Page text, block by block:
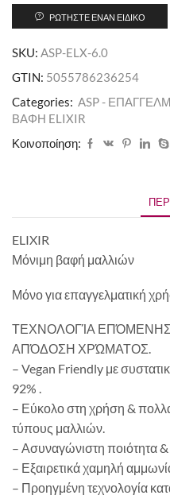
ΡΩΤΉΣΤΕ ΈΝΑΝ ΕΙΔΙΚΌ
SKU: ASP-ELX-6.0
GTIN: 5055786236254
Categories: ASP -
ΒΑΦΗ ELIXIR
Κοινοποίηση:
ELIXIR
Μόνιμη βαφή μαλλιών
Μόνο για επαγγελματική
ΤΕΧΝΟΛΟΓΊΑ
ΑΠΌΔΟΣΗ ΧΡΏΜΑΤΟΣ.
– Vegan Friendly με
92% .
– Εύκολο στη χρήση &
τύπους μαλλιών.
– Ασυναγώνιστη ποιότητα
– Εξαιρετικά χαμηλή
– Προηγμένη τεχνολογία